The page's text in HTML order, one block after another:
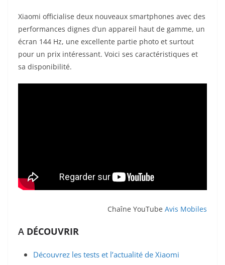
Xiaomi officialise deux nouveaux smartphones avec des
performances dignes d’un appareil haut de gamme, un
écran 144 Hz, une excellente partie photo et surtout
pour un prix intéressant. Voici ses caractéristiques et
sa disponibilité.
Chaîne YouTube Avis Mobiles
A DÉCOUVRIR
Découvrez les tests et l’actualité de Xiaomi